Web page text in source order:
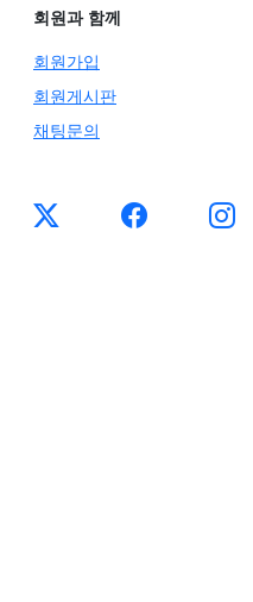
회원과 함께
회원가입
회원게시판
채팅문의